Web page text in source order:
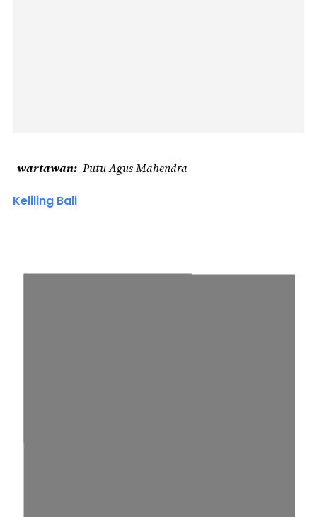
wartawan Putu Agus Mahendra
Keliling Bali